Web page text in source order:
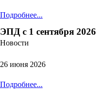
Подробнее...
ЭПД с 1 сентября
Новости
26 июня 2026
Подробнее...